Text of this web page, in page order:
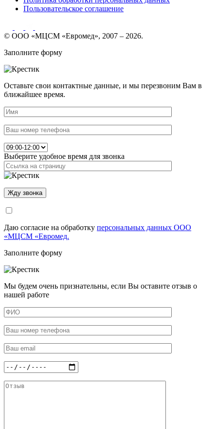
Пользовательское соглашение
© ООО «МЦСМ «Евромед», 2007 – 2026.
Заполните форму
Оставьте свои контактные данные, и мы перезвоним Вам в
ближайшее время.
Выберите удобное время для звонка
Даю согласие на обработку персональных данных ООО
«МЦСМ «Евромед.
Заполните форму
Мы будем очень признательны, если Вы оставите отзыв о
нашей работе